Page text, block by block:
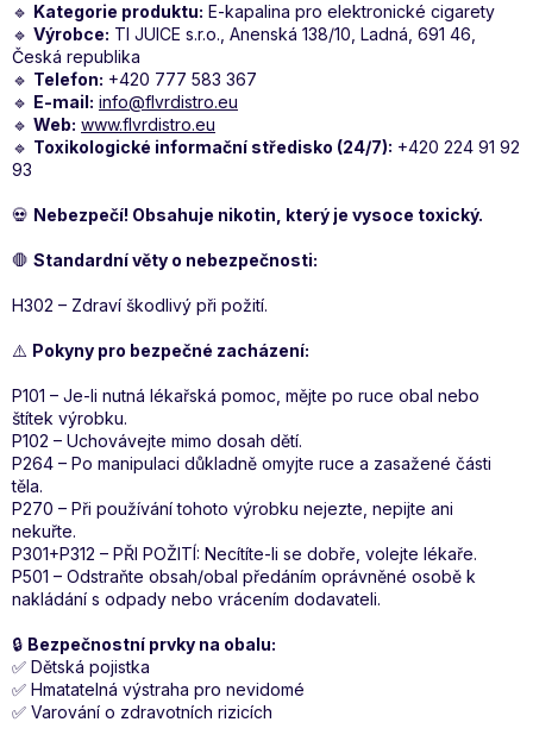
🔹 Kategorie produktu: E-kapalina pro elektronické cigarety
🔹 Výrobce: TI JUICE s.r.o., Anenská 138/10, Ladná, 691 46,
Česká republika
🔹 Telefon: +420 777 583 367
🔹 E-mail: info@flvrdistro.eu
🔹 Web: www.flvrdistro.eu
🔹 Toxikologické informační středisko (24/7): +420 224 91 92
93
💀 Nebezpečí! Obsahuje nikotin, který je vysoce toxický.
🛑 Standardní věty o nebezpečnosti:
H302 – Zdraví škodlivý při požití.
⚠️ Pokyny pro bezpečné zacházení:
P101 – Je-li nutná lékařská pomoc, mějte po ruce obal nebo
štítek výrobku.
P102 – Uchovávejte mimo dosah dětí.
P264 – Po manipulaci důkladně omyjte ruce a zasažené části
těla.
P270 – Při používání tohoto výrobku nejezte, nepijte ani
nekuřte.
P301+P312 – PŘI POŽITÍ: Necítíte-li se dobře, volejte lékaře.
P501 – Odstraňte obsah/obal předáním oprávněné osobě k
nakládání s odpady nebo vrácením dodavateli.
🔒 Bezpečnostní prvky na obalu:
✅ Dětská pojistka
✅ Hmatatelná výstraha pro nevidomé
✅ Varování o zdravotních rizicích